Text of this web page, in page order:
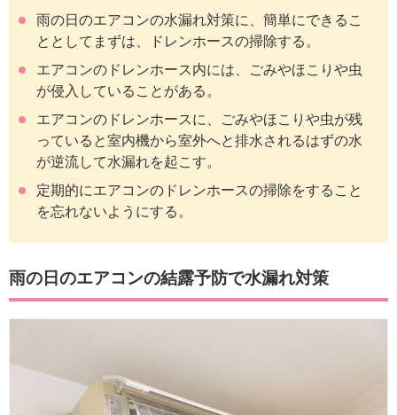
雨の日のエアコンの水漏れ対策に、簡単にできるこ
ととしてまずは、ドレンホースの掃除する。
エアコンのドレンホース内には、ごみやほこりや虫
が侵入していることがある。
エアコンのドレンホースに、ごみやほこりや虫が残
っていると室内機から室外へと排水されるはずの水
が逆流して水漏れを起こす。
定期的にエアコンのドレンホースの掃除をすること
を忘れないようにする。
雨の日のエアコンの結露予防で水漏れ対策